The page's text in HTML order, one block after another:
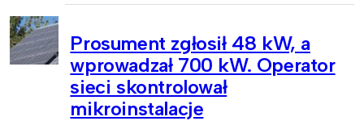
Prosument zgłosił 48 kW, a
wprowadzał 700 kW. Operator
sieci skontrolował
mikroinstalacje